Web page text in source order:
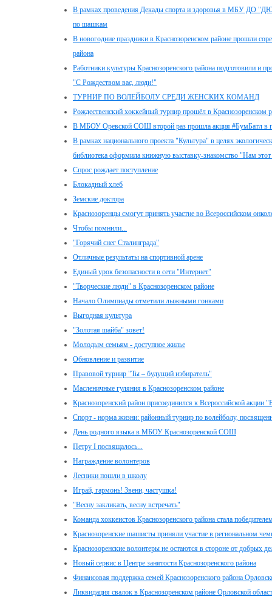
В рамках проведения Декады спорта и здоровья в МБУ ДО
по шашкам
В новогодние праздники в Краснозоренском районе прошли
района
Работники культуры Краснозоренского района подготовили и
"С Рождеством вас, люди!"
ТУРНИР ПО ВОЛЕЙБОЛУ СРЕДИ ЖЕНСКИХ КОМАНД
Рождественский хоккейный турнир прошёл в Краснозоренском
В МБОУ Оревской СОШ второй раз прошла акция #БумБатл в
В рамках национального проекта "Культура" в целях
библиотека оформила книжную выставку-знакомство "Нам
Спрос рождает поступление
Блокадный хлеб
Земские доктора
Краснозоренцы смогут принять участие во Всероссийском
Чтобы помнили...
"Горячий снег Сталинграда"
Отличные результаты на спортивной арене
Единый урок безопасности в сети "Интернет"
"Творческие люди" в Краснозоренском районе
Начало Олимпиады отметили лыжными гонками
Выгодная культура
"Золотая шайба" зовет!
Молодым семьям - доступное жилье
Обновление и развитие
Правовой турнир "Ты – будущий избиратель"
Масленичные гуляния в Краснозоренском районе
Краснозоренский район присоединился к Всероссийской
Спорт - норма жизни: районный турнир по волейболу,
День родного языка в МБОУ Краснозоренской СОШ
Петру I посвящалось...
Награждение волонтеров
Лесники пошли в школу
Играй, гармонь! Звени, частушка!
"Весну закликать, весну встречать"
Команда хоккеистов Краснозоренского района стала
Краснозоренские шашисты приняли участие в региональном
Краснозоренские волонтеры не остаются в стороне от добрых
Новый сервис в Центре занятости Краснозоренского района
Финансовая поддержка семей Краснозоренского района
Ликвидация свалок в Краснозоренском районе Орловской